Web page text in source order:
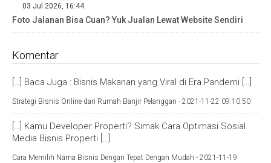
03 Jul 2026, 16:44
Foto Jalanan Bisa Cuan? Yuk Jualan Lewat Website Sendiri
Komentar
[…] Baca Juga : Bisnis Makanan yang Viral di Era Pandemi […]
Strategi Bisnis Online dari Rumah Banjir Pelanggan - 2021-11-22 09:10:50
[…] Kamu Developer Properti? Simak Cara Optimasi Sosial
Media Bisnis Properti […]
Cara Memilih Nama Bisnis Dengan Tepat Dengan Mudah - 2021-11-19